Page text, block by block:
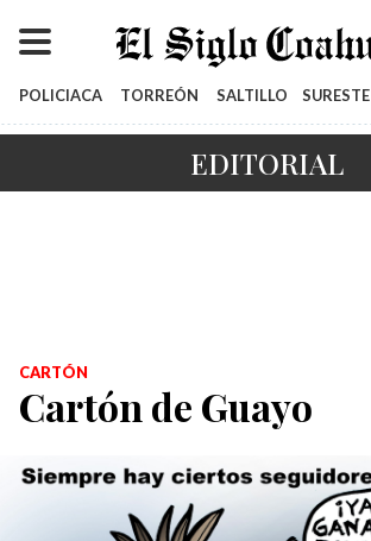
POLICIACA TORREÓN SALTILLO SURESTE
EDITORIAL
CARTÓN
Cartón de Guayo